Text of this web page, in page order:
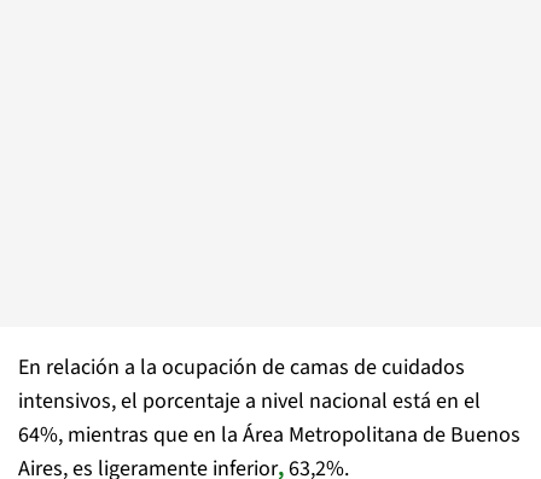
En relación a la ocupación de camas de cuidados
intensivos, el porcentaje a nivel nacional está en el
64%, mientras que en la Área Metropolitana de Buenos
Aires, es ligeramente inferior,63,2%.